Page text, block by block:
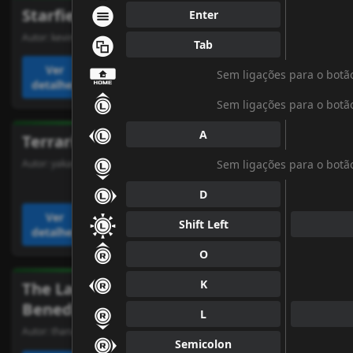
Starfield
Autor: kevinwarrior
Ver
detalhes
Adicionar
Starfield
Autor:
Ver
detalhes
Adicionar
Terraria
Autor: yakan12
Ver
detalhes
Adicionar
The Division 2
Autor:alendir
Ver
detalhes
The Last Case of
Benedict Fox
Autor: thanath05
Valheim
Autor:
⇻ Enter
⇺ Tab
⇹ Sem ligações para o
↾ Sem ligações para o
↼ A
⇂ Sem ligações para o
⇀ D
↺ Shift Left
↿ O
↽ K
⇃ L
⇁ Semicolon